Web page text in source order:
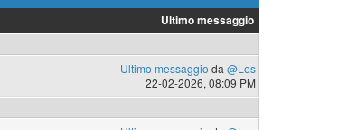
Ultimo messaggio
Ultimo messaggio da @Les
22-02-2026, 08:09 PM